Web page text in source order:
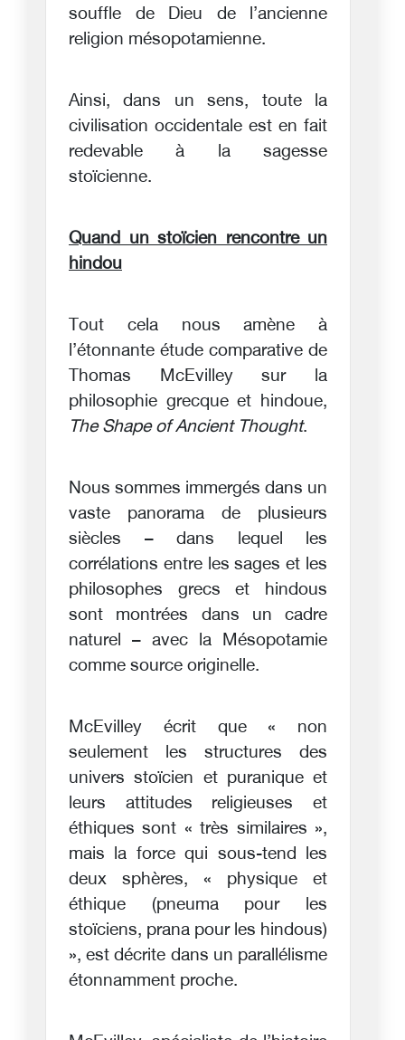
souffle de Dieu de l’ancienne
religion mésopotamienne.
Ainsi, dans un sens, toute la
civilisation occidentale est en fait
redevable à la sagesse
stoïcienne.
Quand un stoïcien rencontre un
hindou
Tout cela nous amène à
l’étonnante étude comparative de
Thomas McEvilley sur la
philosophie grecque et hindoue,
The Shape of Ancient Thought.
Nous sommes immergés dans un
vaste panorama de plusieurs
siècles – dans lequel les
corrélations entre les sages et les
philosophes grecs et hindous
sont montrées dans un cadre
naturel – avec la Mésopotamie
comme source originelle.
McEvilley écrit que « non
seulement les structures des
univers stoïcien et puranique et
leurs attitudes religieuses et
éthiques sont « très similaires »,
mais la force qui sous-tend les
deux sphères, « physique et
éthique (pneuma pour les
stoïciens, prana pour les hindous)
», est décrite dans un parallélisme
étonnamment proche.